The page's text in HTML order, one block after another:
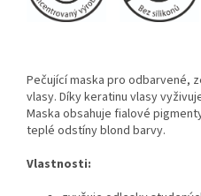
Pečující maska pro odbarvené,
vlasy. Díky keratinu vlasy
Maska obsahuje fialové
teplé odstíny blond barvy.
Vlastnosti: